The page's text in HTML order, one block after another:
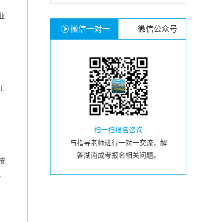
微信一对一 微信公众号
扫一扫报名咨询
与指导老师进行一对一交流，解
答湖南成考报名相关问题。